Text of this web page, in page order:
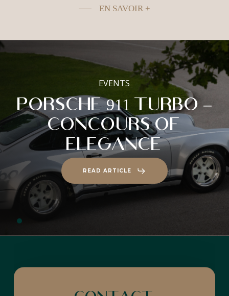
EN SAVOIR +
EVENTS
Porsche 911 Turbo –
Concours of
Elegance
READ ARTICLE